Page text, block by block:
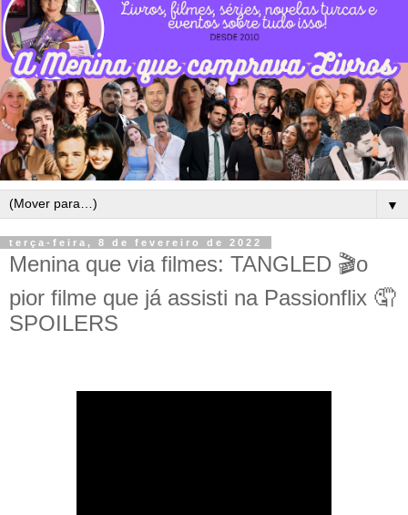
▼
terça-feira, 8 de fevereiro de 2022
Menina que via filmes: TANGLED 🎬o
pior filme que já assisti na Passionflix 🤦
SPOILERS